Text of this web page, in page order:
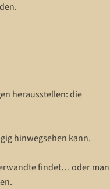
herausstellen: die
hinwegsehen kann.
findet… oder man